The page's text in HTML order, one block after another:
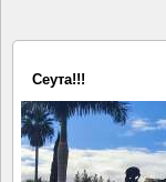
Сеута!!!